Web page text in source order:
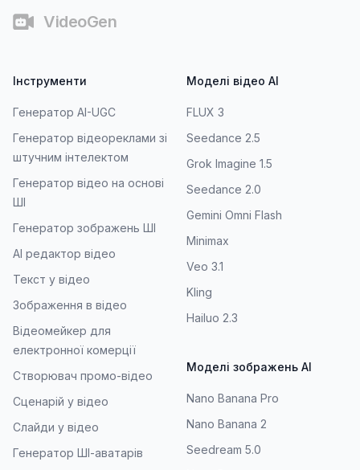
VideoGen
Інструменти
Генератор AI-UGC
Генератор відеореклами зі
штучним інтелектом
Генератор відео на основі
ШІ
Генератор зображень ШІ
AI редактор відео
Текст у відео
Зображення в відео
Відеомейкер для
електронної комерції
Створювач промо-відео
Сценарій у відео
Слайди у відео
Генератор ШІ-аватарів
Моделі відео AI
FLUX 3
Seedance 2.5
Grok Imagine 1.5
Seedance 2.0
Gemini Omni Flash
Minimax
Veo 3.1
Kling
Hailuo 2.3
Моделі зображень AI
Nano Banana Pro
Nano Banana 2
Seedream 5.0